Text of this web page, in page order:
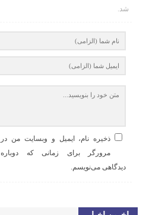
شد.
ذخیره نام، ایمیل و وبسایت من در
مرورگر برای زمانی که دوباره
دیدگاهی می‌نویسم.